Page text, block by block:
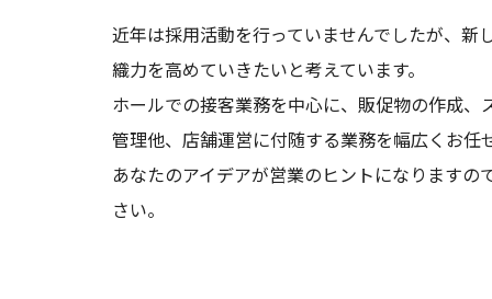
近年は採用活動を行っていませんでしたが、新
織力を高めていきたいと考えています。
ホールでの接客業務を中心に、販促物の作成、
管理他、店舗運営に付随する業務を幅広くお任
あなたのアイデアが営業のヒントになりますの
さい。